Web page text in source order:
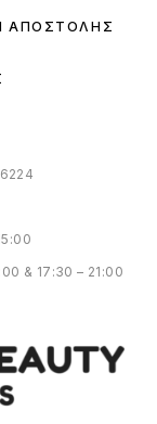
ΑΠΟΣΤΟΛΉΣ
& 17:30 – 21:00